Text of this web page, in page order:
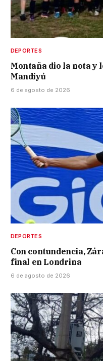
DEPORTES
Montaña dio la nota y
Mandiyú
6 de agosto de 2026
DEPORTES
Con contundencia,
final en Londrina
6 de agosto de 2026